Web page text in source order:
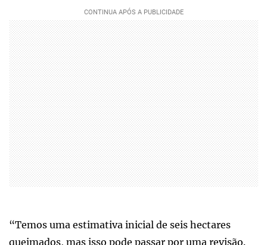
“Temos uma estimativa inicial de seis hectares
queimados, mas isso pode passar por uma revisão.